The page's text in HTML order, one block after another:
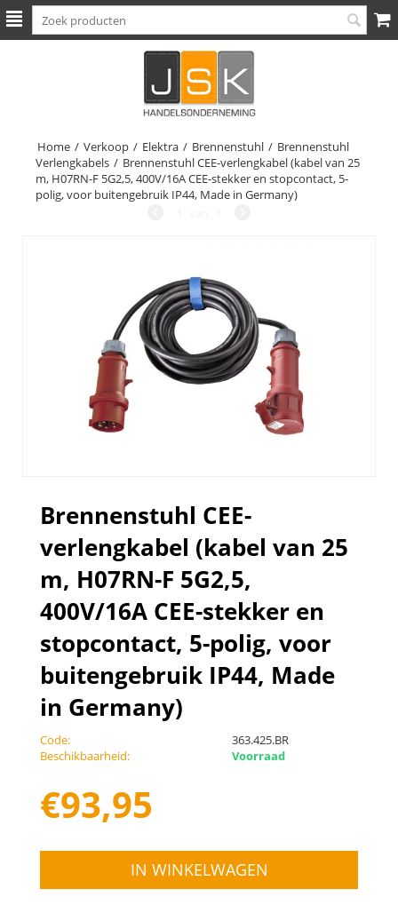
Home / Verkoop / Elektra / Brennenstuhl / Brennenstuhl
Verlengkabels / Brennenstuhl CEE-verlengkabel (kabel van 25
m, H07RN-F 5G2,5, 400V/16A CEE-stekker en stopcontact, 5-
polig, voor buitengebruik IP44, Made in Germany)
Brennenstuhl CEE-
verlengkabel (kabel van 25
m, H07RN-F 5G2,5,
400V/16A CEE-stekker en
stopcontact, 5-polig, voor
buitengebruik IP44, Made
in Germany)
Code:
363.425.BR
Beschikbaarheid:
Voorraad
€93,95
IN WINKELWAGEN